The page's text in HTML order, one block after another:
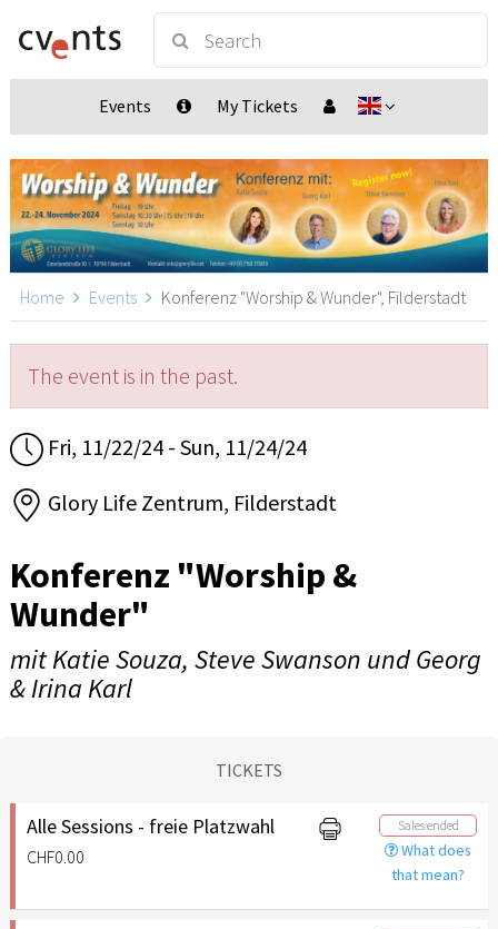
Events My Tickets
Home Events Konferenz "Worship & Wunder", Filderstadt
The event is in the past.
Fri, 11/22/24 - Sun, 11/24/24
Glory Life Zentrum, Filderstadt
Konferenz "Worship &
Wunder"
mit Katie Souza, Steve Swanson und Georg
& Irina Karl
TICKETS
Alle Sessions - freie Platzwahl
CHF0.00
Sales ended
What does
that mean?